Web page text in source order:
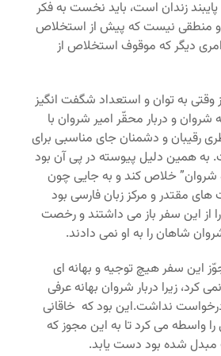
زندان است، باید نخست به فکر
منطقی نیست که پیش از استخلاص
دیگر که موقوف استخلاص از
وقتی به توان و استعداد شگفت انگیز
و دربار محقّر امیر شروان با
رقیبان و دشمنان جای مناسبی برای
به همین دلیل پیوسته در پی آن بود
شروان” خلاص کند و به جایی چون
مقتدر و مرکز زبان فارسی بود
را از این سفر باز می داشتند و رخصت
شاهان را به او نمی دادند.
این سفر هیچ توجیه و بهانه ای
کرد، زیرا دربار شروان بهانه عرفی
نداشت.این بود که خاقانی
را واسطه می کرد تا به این مجوز که
مبدل شده بود دست یابد.